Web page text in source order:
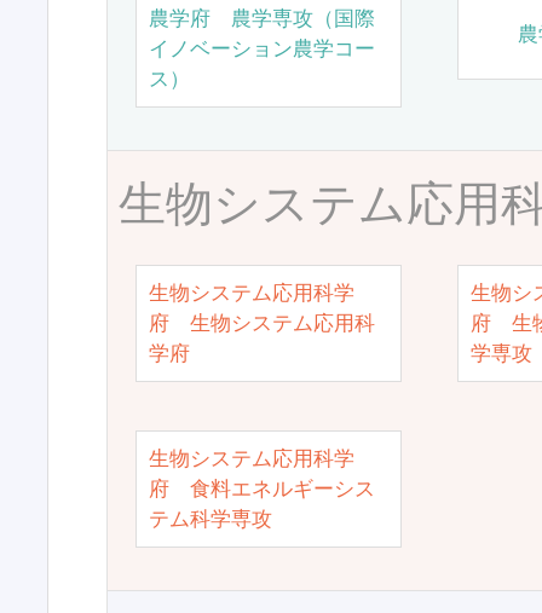
農学府 農学専攻（国際
イノベーション農学コー
ス）
生物システム応用
生物システム応用科学
府 生物システム応用科
学府
生物シ
府 生
学専攻
生物システム応用科学
府 食料エネルギーシス
テム科学専攻